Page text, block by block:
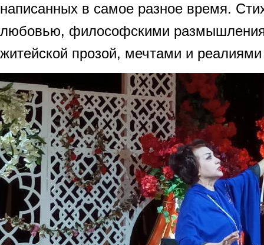
написанных в самое разное время.
любовью, философскими
житейской прозой, мечтами и